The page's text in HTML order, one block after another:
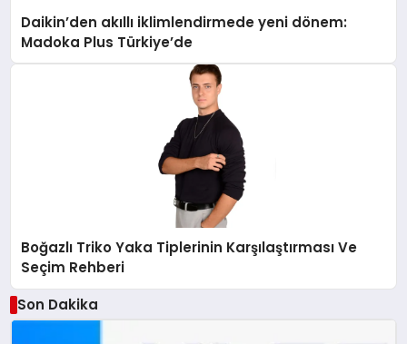
Daikin’den akıllı iklimlendirmede yeni dönem:
Madoka Plus Türkiye’de
Boğazlı Triko Yaka Tiplerinin Karşılaştırması Ve
Seçim Rehberi
Son Dakika